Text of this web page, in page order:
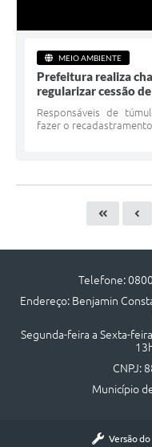
MEIO AMBIENTE
Prefeitura realiza
regularizar cessão
Responsáveis de
fazer o
Telefone:
Endereço: Benjamin
Segunda-feira a Sexta-
CNPJ:
Município
Versão do